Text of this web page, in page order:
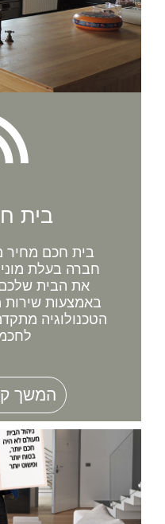
בית
בית חכם מחיר
חברה בעלת
את הבית
באמצעות שירות
הטכנולוגיה
המשך